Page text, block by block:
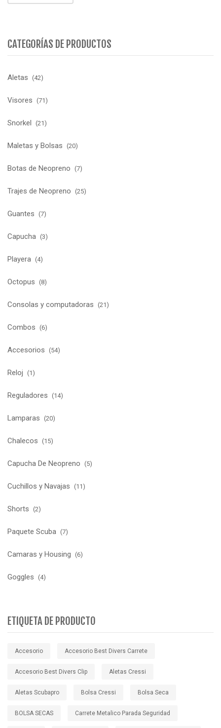
CATEGORÍAS DE PRODUCTOS
Aletas (42)
Visores (71)
Snorkel (21)
Maletas y Bolsas (20)
Botas de Neopreno (7)
Trajes de Neopreno (25)
Guantes (7)
Capucha (3)
Playera (4)
Octopus (8)
Consolas y computadoras (21)
Combos (6)
Accesorios (54)
Reloj (1)
Reguladores (14)
Lamparas (20)
Chalecos (15)
Capucha De Neopreno (5)
Cuchillos y Navajas (11)
Shorts (2)
Paquete Scuba (7)
Camaras y Housing (6)
Goggles (4)
ETIQUETA DE PRODUCTO
Accesorio Accesorio Best Divers Carrete
Accesorio Best Divers Clip Aletas Cressi
Aletas Scubapro Bolsa Cressi Bolsa Seca
BOLSA SECAS Carrete Metalico Parada Seguridad